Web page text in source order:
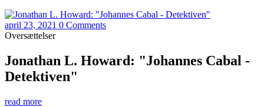
april 23, 2021 0 Comments
Oversættelser
Jonathan L. Howard: "Johannes Cabal -
Detektiven"
read more